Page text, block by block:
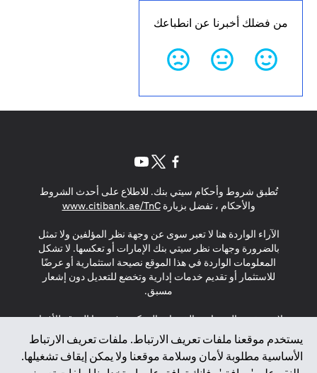
من فضلك أخبرنا عن انطباعك
يستخدم موقعنا ملفات تعريف الارتباط. ملفات تعريف الارتباط
الأساسية مطلوبة لأمان وسلامة موقعنا ولا يمكن إيقاف تشغيلها.
تُطبق شروط وأحكام سيتي بنك. للاطلاع على أحدث الشروط
والأحكام ، تفضل بزيارةwww.citibank.ae/TnC
(opens in a new tab)
الآراء الواردة هنا لا تعبر سوى عن وجهة نظر المؤلفين ولا تمثل
بالضرورة وجهات نظر سيتي بنك الإمارات أو تعكسها. لا تشكل
المعلومات الواردة في هذا الموقع نصيحة استثمارية أو عرضًا
للاستثمار أو تقديم خدمات إدارية وتخضع للتعديل دون إشعار
مسبق.
لا يتم تقديم المنتجات والخدمات المذكورة في هذا الموقع للأفراد
المقيمين في الاتحاد الأوروبي أو المنطقة الاقتصادية الأوروبية أو
سويسرا أو غيرنسي أو جيرسي أو موناكو أو سان مارينو أو
الفاتيكان أو جزيرة مان أو المملكة المتحدة أو خصوصية البيانات